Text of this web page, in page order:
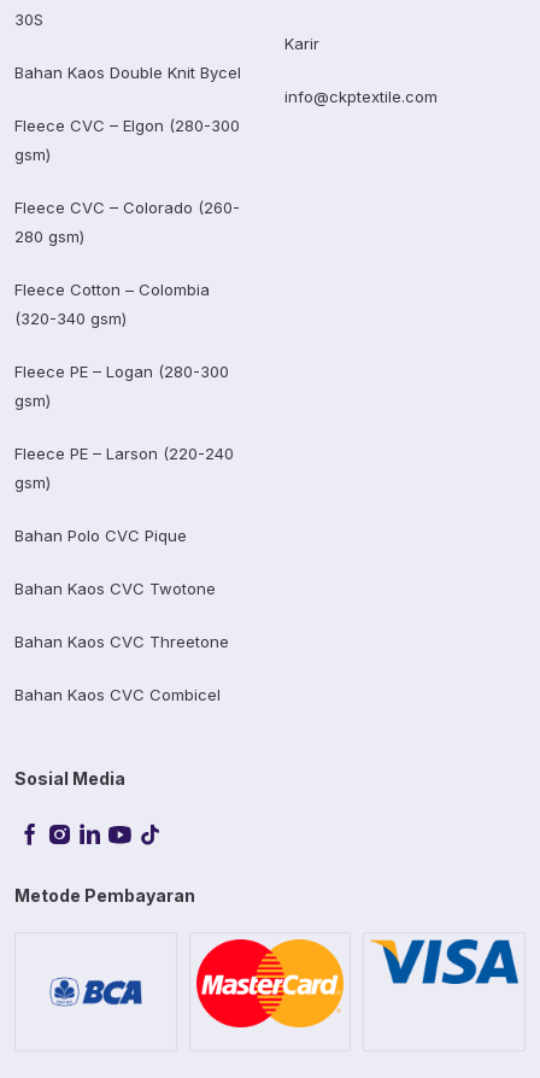
30S
Bahan Kaos Double Knit Bycel
Fleece CVC – Elgon (280-300
gsm)
Fleece CVC – Colorado (260-
280 gsm)
Fleece Cotton – Colombia
(320-340 gsm)
Fleece PE – Logan (280-300
gsm)
Fleece PE – Larson (220-240
gsm)
Bahan Polo CVC Pique
Bahan Kaos CVC Twotone
Bahan Kaos CVC Threetone
Bahan Kaos CVC Combicel
Karir
info@ckptextile.com
Sosial Media
Metode Pembayaran